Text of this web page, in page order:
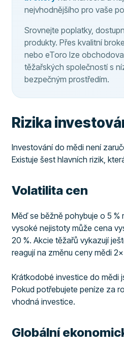
nejvhodnějšího pro vaše
Srovnejte poplatky,
produkty. Přes kvalitní
nebo eToro lze
těžařských společností s
bezpečným prostředím.
Rizika
Investování do mědi není
Existuje šest hlavních rizik,
Volatilita cen
Měď se běžně pohybuje o 5 %
vysoké nejistoty může cena
20 %. Akcie těžařů vykazují
reagují na změnu ceny mědi
Krátkodobé investice do mědi
Pokud potřebujete peníze za
vhodná investice.
Globální